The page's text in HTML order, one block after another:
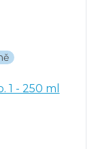
1 - 250 ml